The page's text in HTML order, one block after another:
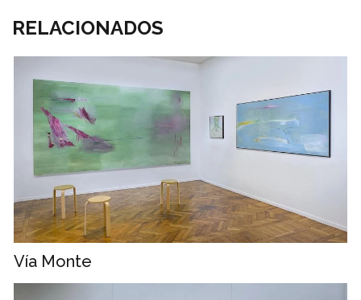
RELACIONADOS
Vía Monte